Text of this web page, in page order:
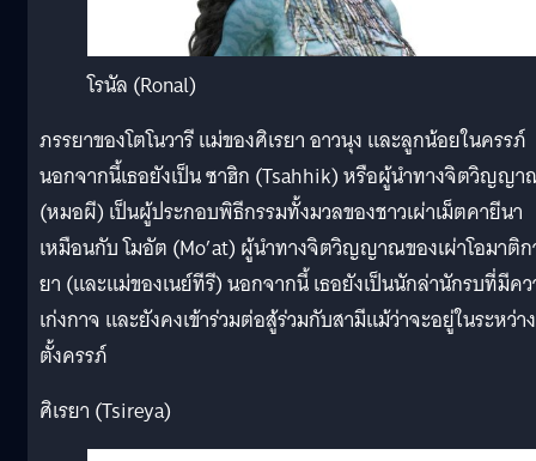
โรนัล (Ronal)
ภรรยาของโตโนวารี แม่ของศิเรยา อาวนุง และลูกน้อยในครรภ์
นอกจากนี้เธอยังเป็น ซาฮิก (Tsahhik) หรือผู้นำทางจิตวิญญ
(หมอผี) เป็นผู้ประกอบพิธีกรรมทั้งมวลของชาวเผ่าเม็ตคายีนา
เหมือนกับ โมอัต (Mo’at) ผู้นำทางจิตวิญญาณของเผ่าโอมาติ
ยา (และแม่ของเนย์ทีรี) นอกจากนี้ เธอยังเป็นนักล่านักรบที่มีค
เก่งกาจ และยังคงเข้าร่วมต่อสู้ร่วมกับสามีแม้ว่าจะอยู่ในระหว่าง
ตั้งครรภ์
ศิเรยา (Tsireya)